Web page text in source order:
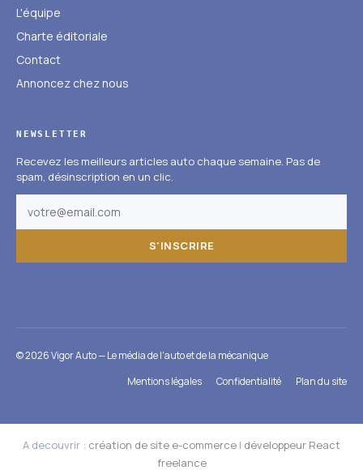
L'équipe
Charte éditoriale
Contact
Annoncez chez nous
NEWSLETTER
Recevez les meilleurs articles auto chaque semaine. Pas de
spam, désinscription en un clic.
S'INSCRIRE
© 2026 Vigor Auto — Le média de l'auto et de la mécanique
Mentions légales
Confidentialité Plan du site
A decouvrir : création de site e-commerce | développeur React
freelance